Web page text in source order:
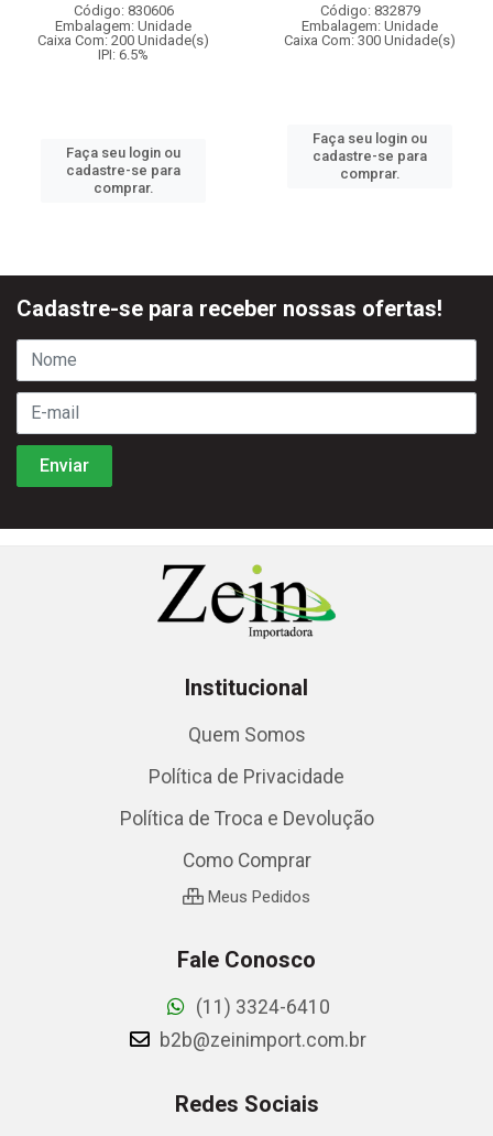
Código: 830606
Embalagem: Unidade
Caixa Com: 200 Unidade(s)
IPI: 6.5%
Faça seu login ou
cadastre-se para
comprar.
Código: 832879
Embalagem: Unidade
Caixa Com: 300 Unidade(s)
Faça seu login ou
cadastre-se para
comprar.
Cadastre-se para receber nossas ofertas!
Institucional
Quem Somos
Política de Privacidade
Política de Troca e Devolução
Como Comprar
Meus Pedidos
Fale Conosco
(11) 3324-6410
b2b@zeinimport.com.br
Redes Sociais